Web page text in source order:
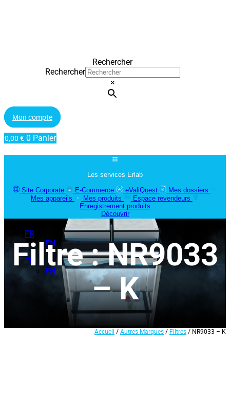
Rechercher
Rechercher
×
Mon compte
0,00 € 0 Panier
Les services Erlab
Site Corporate
E-Commerce eValiQuest
Mes dossiers
Mes appareils
Mes produits
Espace revendeurs
Enregistrement produits
Découvrir
FR
EN
FR
EN
Filtre : NR9033
– K
Accueil / Autres Marques / Filtres / NR9033 – K